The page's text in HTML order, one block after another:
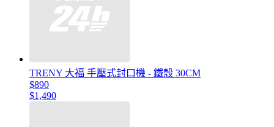
TRENY 大福 手壓式封口機 - 鐵殼 30CM
$890
$1,490